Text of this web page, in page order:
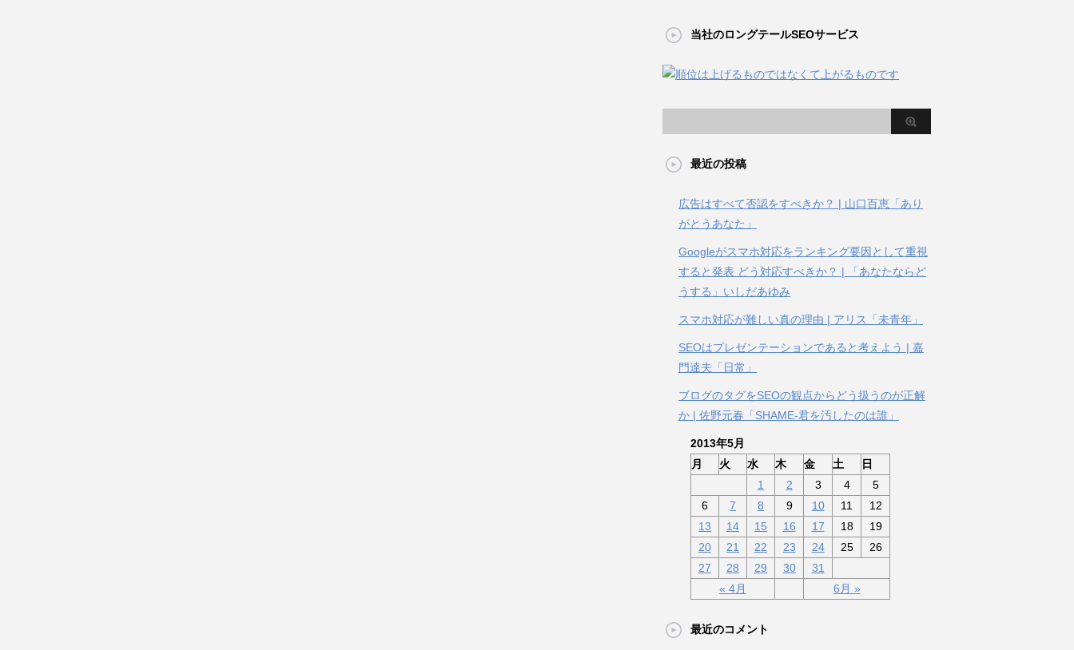
当社のロングテールSEOサービス
最近の投稿
広告はすべて否認をすべきか？ | 山口百恵「あり
がとうあなた」
Googleがスマホ対応をランキング要因として重視
すると発表 どう対応すべきか？ | 「あなたならど
うする」いしだあゆみ
スマホ対応が難しい真の理由 | アリス「未青年」
SEOはプレゼンテーションであると考えよう | 嘉
門達夫「日常」
ブログのタグをSEOの観点からどう扱うのが正解
か | 佐野元春「SHAME-君を汚したのは誰」
2013年5月
月
火 水 木 金 土 日
« 4月 6月 »
1 2 3 4
5
6
7 8 9 10 11
12
13
14 15 16 17 18
19
20
21 22 23 24 25
26
27
28 29 30 31
最近のコメント